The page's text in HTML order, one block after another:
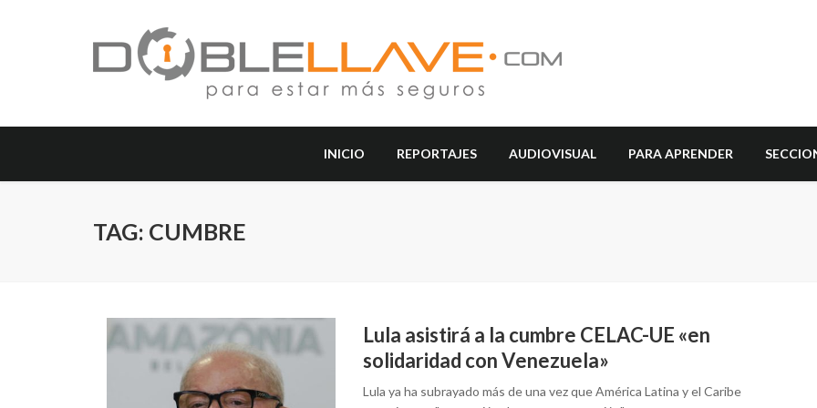
INICIO REPORTAJES AUDIOVISUAL PARA APRENDER
TAG: CUMBRE
Lula asistirá a la cumbre CELAC-UE «en
solidaridad con Venezuela»
Lula ya ha subrayado más de una vez que América Latina y el Caribe